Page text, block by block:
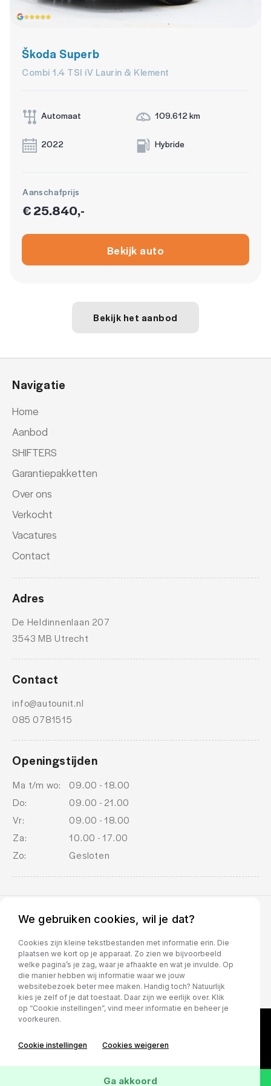
stuur leder
voorstoel(en) elektrisch verstelbaar
Škoda Superb
Combi 1.4 TSI iV Laurin & Klement
Automaat 109.612 km
2022 Hybride
Aanschafprijs
€ 25.840,-
Bekijk auto
Bekijk het aanbod
Navigatie
Home
Aanbod
SHIFTERS
Garantiepakketten
Over ons
Verkocht
Vacatures
Contact
Adres
De Heldinnenlaan 207
3543 MB Utrecht
Contact
info@autounit.nl
085 0781515
Openingstijden
Ma t/m wo:
09.00 - 18.00
Do:
09.00 - 21.00
Vr:
09.00 - 18.00
Za:
10.00 - 17.00
Zo:
Gesloten
BOVAG voorwaarden
We gebruiken cookies, wil je dat?
Cookies zijn kleine tekstbestanden met informatie erin. Die
plaatsen we kort op je apparaat. Zo zien we bijvoorbeeld
welke pagina’s je zag, waar je afhaakte en wat je invulde. Op
die manier hebben wij informatie waar we jouw
websitebezoek beter mee maken. Handig toch? Natuurlijk
kies je zelf of je dat toestaat. Daar zijn we eerlijk over. Klik
op “Cookie instellingen”, vind meer informatie en beheer je
voorkeuren.
Cookie instellingen Cookies weigeren
Ga akkoord